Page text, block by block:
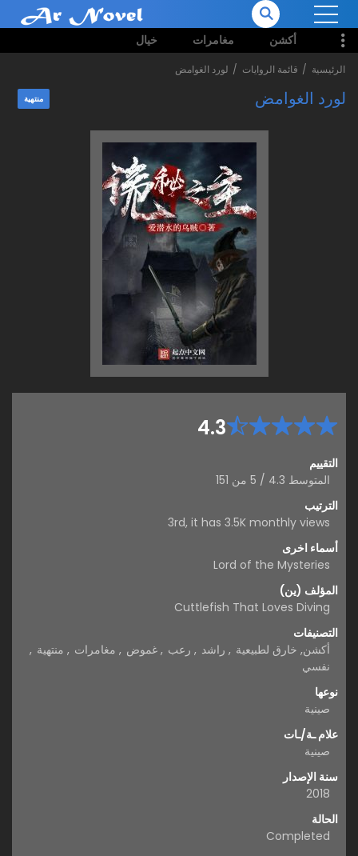
أكشن مغامرات خيال
الرئيسية قائمة الروايات لورد الغوامض
منتهية لورد الغوامض
4.3
التقييم
المتوسط 4.3
/
5 من 151
الترتيب
3rd, it has 3.5K monthly views
أسماء اخرى
Lord of the Mysteries
المؤلف (ين)
Cuttlefish That Loves Diving
التصنيفات
أكشن, خارق لطبيعية , راشد , رعب , غموض , مغامرات , منتهية ,
نفسي
نوعها
صينية
علام ـة/ـات
صينية
سنة الإصدار
2018
الحالة
Completed